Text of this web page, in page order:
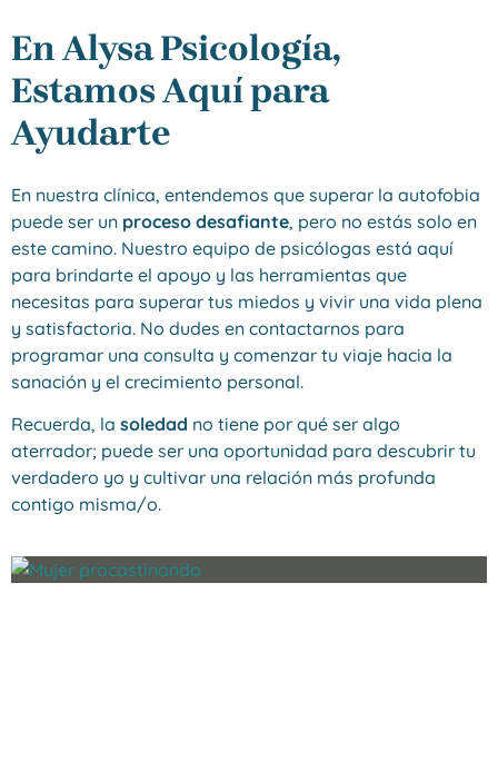
En Alysa Psicología,
Estamos Aquí para
Ayudarte
En nuestra clínica, entendemos que superar la autofobia
puede ser un proceso desafiante, pero no estás solo en
este camino. Nuestro equipo de psicólogas está aquí
para brindarte el apoyo y las herramientas que
necesitas para superar tus miedos y vivir una vida plena
y satisfactoria. No dudes en contactarnos para
programar una consulta y comenzar tu viaje hacia la
sanación y el crecimiento personal.
Recuerda, la soledad no tiene por qué ser algo
aterrador; puede ser una oportunidad para descubrir tu
verdadero yo y cultivar una relación más profunda
contigo misma/o.